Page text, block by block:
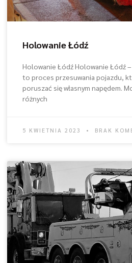
Holowanie Łódź
Holowanie Łódź Holowanie Łódź
to proces przesuwania pojazdu,
poruszać się własnym napędem.
różnych
5 KWIETNIA 2023 BRAK